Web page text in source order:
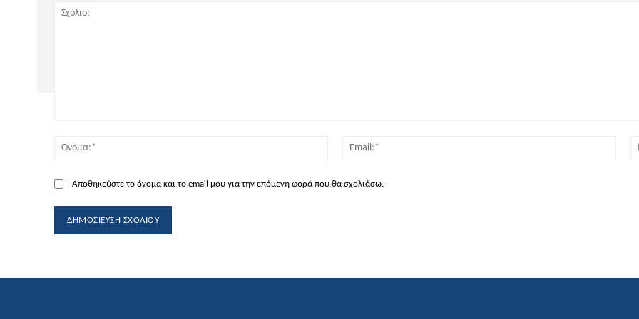
Όνομα:*
Αποθηκεύστε το όνομα και το email μου για την επόμενη φορά που θα σχολιάσω.